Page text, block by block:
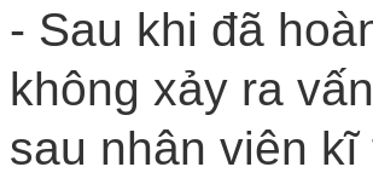
- Sau khi đã
không xảy ra
sau nhân viên